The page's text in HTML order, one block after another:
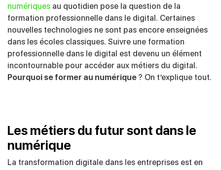
numériques au quotidien pose la question de la
formation professionnelle dans le digital. Certaines
nouvelles technologies ne sont pas encore enseignées
dans les écoles classiques. Suivre une formation
professionnelle dans le digital est devenu un élément
incontournable pour accéder aux métiers du digital.
Pourquoi se former au numérique ? On t’explique tout.
Les métiers du futur sont dans le
numérique
La transformation digitale dans les entreprises est en